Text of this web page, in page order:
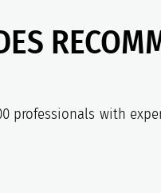
professionals with